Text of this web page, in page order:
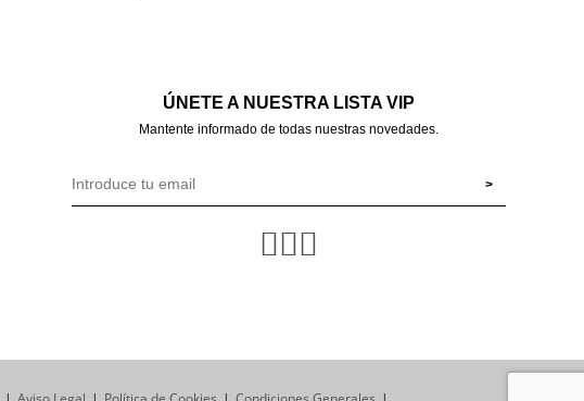
ÚNETE A NUESTRA LISTA VIP
Mantente informado de todas nuestras novedades.